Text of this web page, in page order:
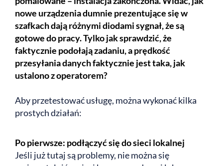
nowe urządzenia dumnie prezentujące się w
szafkach dają różnymi diodami sygnał, że są
gotowe do pracy. Tylko jak sprawdzić, że
faktycznie podołają zadaniu, a prędkość
przesyłania danych faktycznie jest taka, jak
ustalono z operatorem?
Aby przetestować usługę, można wykonać kilka
prostych działań:
Po pierwsze: podłączyć się do sieci lokalnej
Jeśli już tutaj są problemy, nie można się